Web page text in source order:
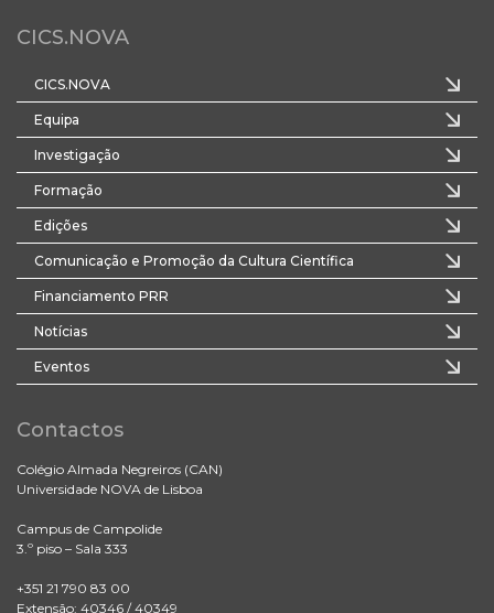
CICS.NOVA
CICS.NOVA
Equipa
Investigação
Formação
Edições
Comunicação e Promoção da Cultura Científica
Financiamento PRR
Notícias
Eventos
Contactos
Colégio Almada Negreiros (CAN)
Universidade NOVA de Lisboa
Campus de Campolide
3.º piso – Sala 333
+351 21 790 83 00
Extensão: 40346 / 40349